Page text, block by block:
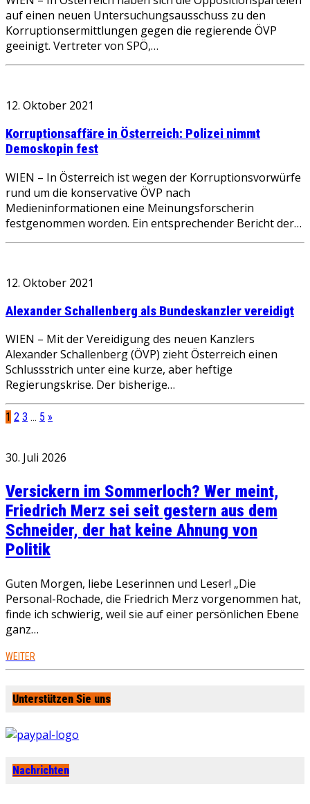
auf einen neuen Untersuchungsausschuss zu den
Korruptionsermittlungen gegen die regierende ÖVP
geeinigt. Vertreter von SPÖ,…
12. Oktober 2021
Korruptionsaffäre in Österreich: Polizei nimmt
Demoskopin fest
WIEN – In Österreich ist wegen der Korruptionsvorwürfe
rund um die konservative ÖVP nach
Medieninformationen eine Meinungsforscherin
festgenommen worden. Ein entsprechender Bericht der…
12. Oktober 2021
Alexander Schallenberg als Bundeskanzler vereidigt
WIEN – Mit der Vereidigung des neuen Kanzlers
Alexander Schallenberg (ÖVP) zieht Österreich einen
Schlussstrich unter eine kurze, aber heftige
Regierungskrise. Der bisherige…
1 2 3 … 5 »
30. Juli 2026
Versickern im Sommerloch? Wer meint,
Friedrich Merz sei seit gestern aus dem
Schneider, der hat keine Ahnung von
Politik
Guten Morgen, liebe Leserinnen und Leser! „Die
Personal-Rochade, die Friedrich Merz vorgenommen hat,
finde ich schwierig, weil sie auf einer persönlichen Ebene
ganz…
WEITER
Unterstützen Sie uns
Nachrichten